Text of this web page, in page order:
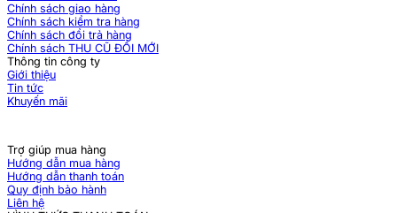
Chính sách giao hàng
Chính sách kiểm tra hàng
Chính sách đổi trả hàng
Chính sách THU CŨ ĐỔI MỚI
Thông tin công ty
Giới thiệu
Tin tức
Khuyến mãi
Trợ giúp mua hàng
Hướng dẫn mua hàng
Hướng dẫn thanh toán
Quy định bảo hành
Liên hệ